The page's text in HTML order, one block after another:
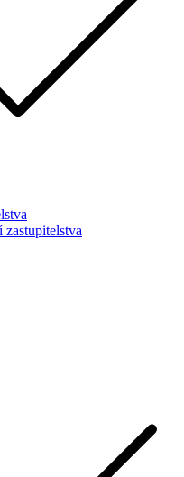
zastupitelstva